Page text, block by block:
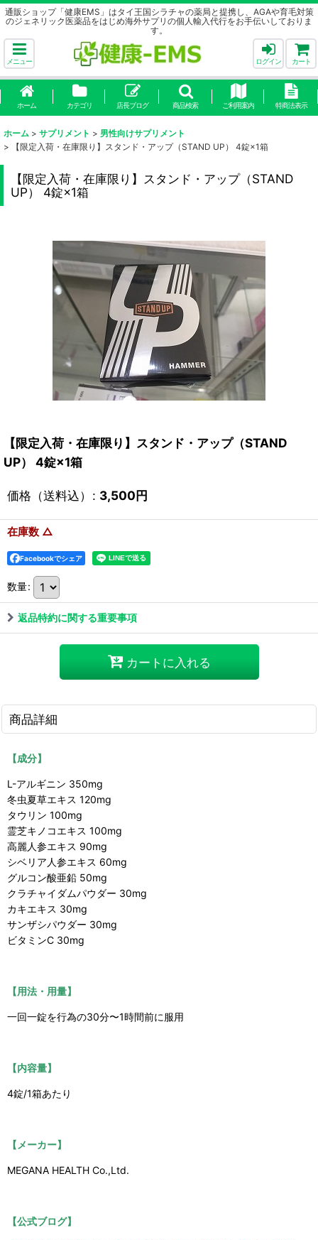
通販ショップ「健康EMS」はタイ王国シラチャの薬局と提携し、AGAや育毛対策
のジェネリック医薬品をはじめ海外サプリの個人輸入代行をお手伝いしておりま
す。
メニュー ログイン カート
ホーム カテゴリ 店長ブログ 商品検索 ご利用案内 特商法表示
ホーム > サプリメント > 男性向けサプリメント
>
【限定入荷・在庫限り】スタンド・アップ（STAND UP） 4錠×1箱
【限定入荷・在庫限り】スタンド・アップ（STAND
UP） 4錠×1箱
【限定入荷・在庫限り】スタンド・アップ（STAND
UP） 4錠×1箱
価格（送料込） : 3,500円
在庫数 △
Facebookでシェア
数量:
返品特約に関する重要事項
カートに入れる
商品詳細
【成分】
L-アルギニン 350mg
冬虫夏草エキス 120mg
タウリン 100mg
霊芝キノコエキス 100mg
高麗人参エキス 90mg
シベリア人参エキス 60mg
グルコン酸亜鉛 50mg
クラチャイダムパウダー 30mg
カキエキス 30mg
サンザシパウダー 30mg
ビタミンC 30mg
【用法・用量】
一回一錠を行為の30分〜1時間前に服用
【内容量】
4錠/1箱あたり
【メーカー】
MEGANA HEALTH Co.,Ltd.
【公式ブログ】